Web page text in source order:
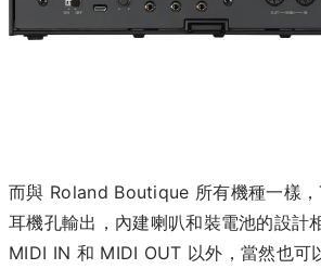
而與 Roland Boutique 所有機種一樣
耳機孔輸出，內建喇叭和裝電池的設計
MIDI IN 和 MIDI OUT 以外，當然也